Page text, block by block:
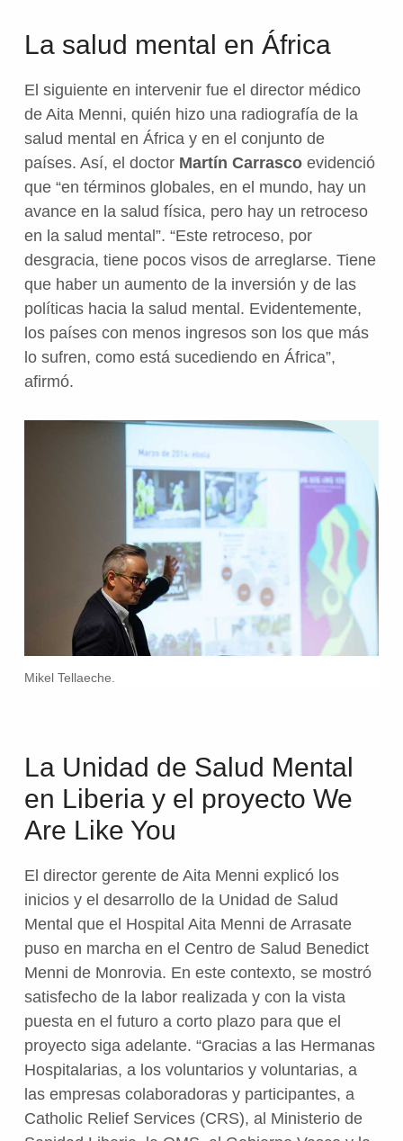
La salud mental en África
El siguiente en intervenir fue el director médico
de Aita Menni, quién hizo una radiografía de la
salud mental en África y en el conjunto de
países. Así, el doctor Martín Carrascoevidenció
que “en términos globales, en el mundo, hay un
avance en la salud física, pero hay un retroceso
en la salud mental”. “Este retroceso, por
desgracia, tiene pocos visos de arreglarse. Tiene
que haber un aumento de la inversión y de las
políticas hacia la salud mental. Evidentemente,
los países con menos ingresos son los que más
lo sufren, como está sucediendo en África”,
afirmó.
Mikel Tellaeche.
La Unidad de Salud Mental
en Liberia y el proyecto We
Are Like You
El director gerente de Aita Menni explicó los
inicios y el desarrollo de la Unidad de Salud
Mental que el Hospital Aita Menni de Arrasate
puso en marcha en el Centro de Salud Benedict
Menni de Monrovia. En este contexto, se mostró
satisfecho de la labor realizada y con la vista
puesta en el futuro a corto plazo para que el
proyecto siga adelante. “Gracias a las Hermanas
Hospitalarias, a los voluntarios y voluntarias, a
las empresas colaboradoras y participantes, a
Catholic Relief Services (CRS), al Ministerio de